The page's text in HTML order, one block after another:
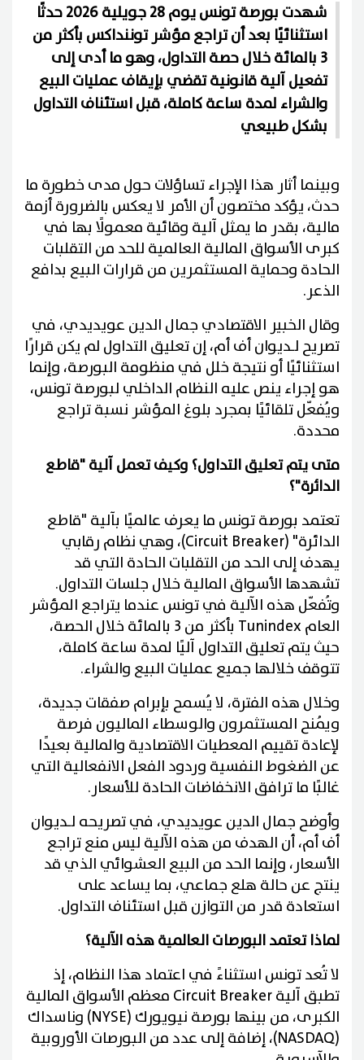
شهدت بورصة تونس يوم 28 جويلية 2026 حدثًا
استثنائيًا بعد أن تراجع مؤشر توننداكس بأكثر من
3 بالمائة خلال حصة التداول، وهو ما أدى إلى
تفعيل آلية قانونية تقضي بإيقاف عمليات البيع
والشراء لمدة ساعة كاملة، قبل استئناف التداول
بشكل طبيعي
وبينما أثار هذا الإجراء تساؤلات حول مدى خطورة ما
حدث، يؤكد مختصون أن الأمر لا يعكس بالضرورة أزمة
مالية، بقدر ما يمثل آلية وقائية معمولًا بها في
كبرى الأسواق المالية العالمية للحد من التقلبات
الحادة وحماية المستثمرين من قرارات البيع بدافع
الذعر.
وقال الخبير الاقتصادي جمال الدين عويديدي، في
تصريح لـديوان أف أم، إن تعليق التداول لم يكن قرارًا
استثنائيًا أو نتيجة خلل في منظومة البورصة، وإنما
هو إجراء ينص عليه النظام الداخلي لبورصة تونس،
ويُفعّل تلقائيًا بمجرد بلوغ المؤشر نسبة تراجع
محددة.
متى يتم تعليق التداول؟ وكيف تعمل آلية "قاطع
الدائرة"؟
تعتمد بورصة تونس ما يعرف عالميًا بآلية "قاطع
الدائرة" (Circuit Breaker)، وهي نظام رقابي
يهدف إلى الحد من التقلبات الحادة التي قد
تشهدها الأسواق المالية خلال جلسات التداول.
وتُفعّل هذه الآلية في تونس عندما يتراجع المؤشر
العام Tunindex بأكثر من 3 بالمائة خلال الحصة،
حيث يتم تعليق التداول آليًا لمدة ساعة كاملة،
تتوقف خلالها جميع عمليات البيع والشراء.
وخلال هذه الفترة، لا يُسمح بإبرام صفقات جديدة،
ويُمنح المستثمرون والوسطاء الماليون فرصة
لإعادة تقييم المعطيات الاقتصادية والمالية بعيدًا
عن الضغوط النفسية وردود الفعل الانفعالية التي
غالبًا ما ترافق الانخفاضات الحادة للأسعار.
وأوضح جمال الدين عويديدي، في تصريحه لـديوان
أف أم، أن الهدف من هذه الآلية ليس منع تراجع
الأسعار، وإنما الحد من البيع العشوائي الذي قد
ينتج عن حالة هلع جماعي، بما يساعد على
استعادة قدر من التوازن قبل استئناف التداول.
لماذا تعتمد البورصات العالمية هذه الآلية؟
لا تُعد تونس استثناءً في اعتماد هذا النظام، إذ
تطبق آلية Circuit Breaker معظم الأسواق المالية
الكبرى، من بينها بورصة نيويورك (NYSE) وناسداك
(NASDAQ)، إضافة إلى عدد من البورصات الأوروبية